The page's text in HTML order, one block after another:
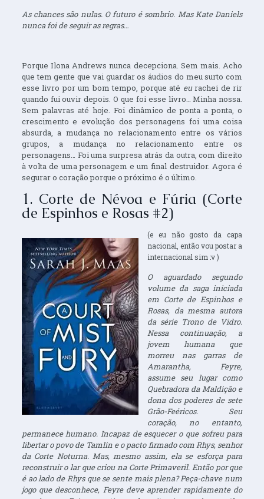
As chances são nulas. O futuro é sombrio. Mas Kate Daniels
nunca foi de seguir as regras…
Porque Ilona Andrews nunca decepciona. Sem mais. Acho
que tem gente que vai guardar os áudios do meu surto com
esse livro por um bom tempo, porque até eurachei de rir
quando fui ouvir depois. O que foi esse livro… Minha nossa.
Sem palavras até hoje. Foi dinâmico de ponta a ponta, o
crescimento e evolução dos personagens foi uma coisa
absurda, a mudança no relacionamento entre os vários
grupos, a mudança no relacionamento entre os
personagens… Foi uma surpresa atrás da outra, com direito
à volta de uma personagem e um final destruidor. Agora é
segurar o coração porque o próximo é o último.
1. Corte de Névoa e Fúria (Corte
de Espinhos e Rosas #2)
(e eu não gosto da capa
nacional, então vou postar a
internacional sim :v )
O aguardado segundo
volume da saga iniciada
em Corte de Espinhos e
Rosas, da mesma autora
da série Trono de Vidro.
Nessa continuação, a
jovem humana que
morreu nas garras de
Amarantha, Feyre,
assume seu lugar como
Quebradora da Maldição e
dona dos poderes de sete
Grão-Feéricos. Seu
coração, no entanto,
permanece humano. Incapaz de esquecer o que sofreu para
libertar o povo de Tamlin e o pacto firmado com Rhys, senhor
da Corte Noturna. Mas, mesmo assim, ela se esforça para
reconstruir o lar que criou na Corte Primaveril. Então por que
é ao lado de Rhys que se sente mais plena? Peça-chave num
jogo que desconhece, Feyre deve aprender rapidamente do